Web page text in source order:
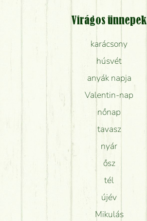
Virágos ünnepek
karácsony
húsvét
anyák napja
Valentin-nap
nőnap
tavasz
nyár
ősz
tél
újév
Mikulás